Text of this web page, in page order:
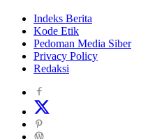
Indeks Berita
Kode Etik
Pedoman Media Siber
Privacy Policy
Redaksi